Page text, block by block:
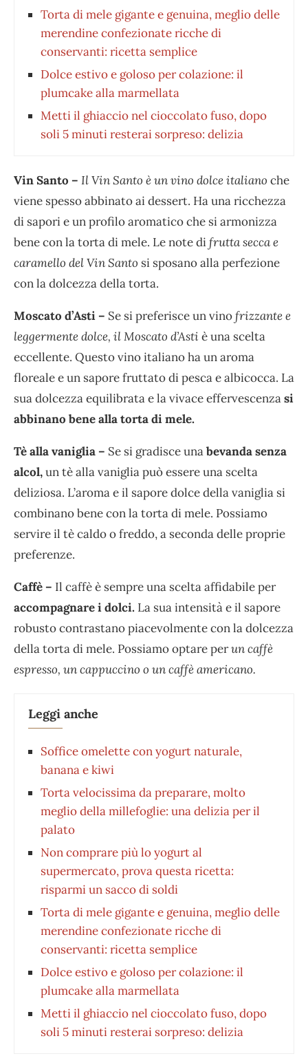
Torta di mele gigante e genuina, meglio delle
merendine confezionate ricche di
conservanti: ricetta semplice
Dolce estivo e goloso per colazione: il
plumcake alla marmellata
Metti il ghiaccio nel cioccolato fuso, dopo
soli 5 minuti resterai sorpreso: delizia
Vin Santo – Il Vin Santo è un vino dolce italiano che
viene spesso abbinato ai dessert. Ha una ricchezza
di sapori e un profilo aromatico che si armonizza
bene con la torta di mele. Le note difrutta secca e
caramello del Vin Santo si sposano alla perfezione
con la dolcezza della torta.
Moscato d’Asti – Se si preferisce un vinofrizzante e
leggermente dolce, il Moscato d’Asti è una scelta
eccellente. Questo vino italiano ha un aroma
floreale e un sapore fruttato di pesca e albicocca. La
sua dolcezza equilibrata e la vivace effervescenzasi
abbinano bene alla torta di mele.
Tè alla vaniglia – Se si gradisce unabevanda senza
alcol,un tè alla vaniglia può essere una scelta
deliziosa. L’aroma e il sapore dolce della vaniglia si
combinano bene con la torta di mele. Possiamo
servire il tè caldo o freddo, a seconda delle proprie
preferenze.
Caffè – Il caffè è sempre una scelta affidabile per
accompagnare i dolci. La sua intensità e il sapore
robusto contrastano piacevolmente con la dolcezza
della torta di mele. Possiamo optare perun caffè
espresso, un cappuccino o un caffè americano.
Leggi anche
Soffice omelette con yogurt naturale,
banana e kiwi
Torta velocissima da preparare, molto
meglio della millefoglie: una delizia per il
palato
Non comprare più lo yogurt al
supermercato, prova questa ricetta:
risparmi un sacco di soldi
Torta di mele gigante e genuina, meglio delle
merendine confezionate ricche di
conservanti: ricetta semplice
Dolce estivo e goloso per colazione: il
plumcake alla marmellata
Metti il ghiaccio nel cioccolato fuso, dopo
soli 5 minuti resterai sorpreso: delizia